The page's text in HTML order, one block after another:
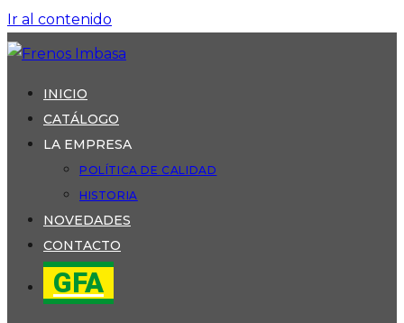
Ir al contenido
INICIO
CATÁLOGO
LA EMPRESA
POLÍTICA DE CALIDAD
HISTORIA
NOVEDADES
CONTACTO
GFA